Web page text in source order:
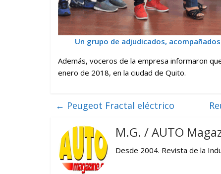
Un grupo de adjudicados,
Además, voceros de la empresa informaron
enero de 2018, en la ciudad de Quito.
← Peugeot Fractal eléctrico
M.G. / AUTO
Desde 2004. Revista de la